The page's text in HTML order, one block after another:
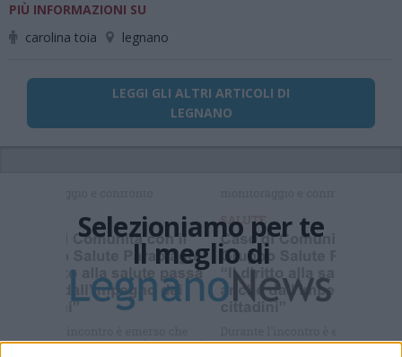
PIÙ INFORMAZIONI SU
carolina toia
legnano
LEGGI GLI ALTRI ARTICOLI DI
LEGNANO
Selezioniamo per te
Il meglio di
Iscriviti alla